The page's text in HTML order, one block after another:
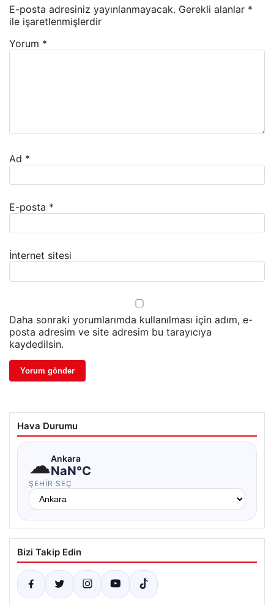
E-posta adresiniz yayınlanmayacak. Gerekli alanlar *
ile işaretlenmişlerdir
Yorum *
Ad *
E-posta *
İnternet sitesi
Daha sonraki yorumlarımda kullanılması için adım, e-
posta adresim ve site adresim bu tarayıcıya
kaydedilsin.
Hava Durumu
☁Ankara
NaN°C
ŞEHIR SEÇ
Bizi Takip Edin